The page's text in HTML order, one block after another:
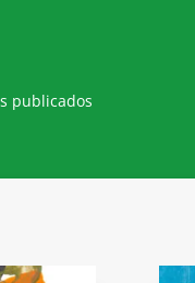
publicados